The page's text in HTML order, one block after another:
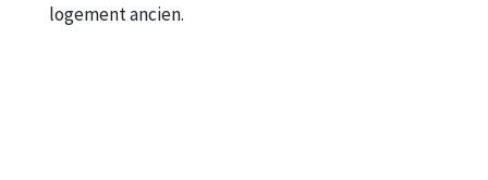
logement ancien.